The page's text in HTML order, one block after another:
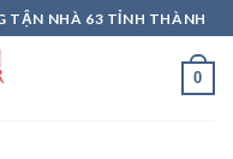
TẬN NHÀ 63 TỈNH THÀNH
0